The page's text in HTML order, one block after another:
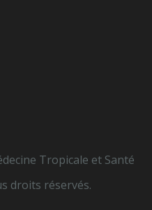
Tropicale et Santé
droits réservés.